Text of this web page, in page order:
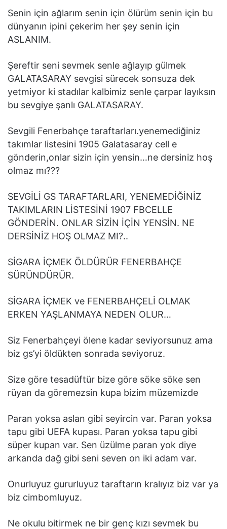
Senin için ağlarım senin için ölürüm senin için bu
dünyanın ipini çekerim her şey senin için
ASLANIM.
Şereftir seni sevmek senle ağlayıp gülmek
GALATASARAY sevgisi sürecek sonsuza dek
yetmiyor ki stadılar kalbimiz senle çarpar layıksın
bu sevgiye şanlı GALATASARAY.
Sevgili Fenerbahçe taraftarları.yenemediğiniz
takımlar listesini 1905 Galatasaray cell e
gönderin,onlar sizin için yensin…ne dersiniz hoş
olmaz mı???
SEVGİLİ GS TARAFTARLARI, YENEMEDİĞİNİZ
TAKIMLARIN LİSTESİNİ 1907 FBCELLE
GÖNDERİN. ONLAR SİZİN İÇİN YENSİN. NE
DERSİNİZ HOŞ OLMAZ MI?..
SİGARA İÇMEK ÖLDÜRÜR FENERBAHÇE
SÜRÜNDÜRÜR.
SİGARA İÇMEK ve FENERBAHÇELİ OLMAK
ERKEN YAŞLANMAYA NEDEN OLUR…
Siz Fenerbahçeyi ölene kadar seviyorsunuz ama
biz gs’yi öldükten sonrada seviyoruz.
Size göre tesadüftür bize göre söke söke sen
rüyan da göremezsin kupa bizim müzemizde
Paran yoksa aslan gibi seyircin var. Paran yoksa
tapu gibi UEFA kupası. Paran yoksa tapu gibi
süper kupan var. Sen üzülme paran yok diye
arkanda dağ gibi seni seven on iki adam var.
Onurluyuz gururluyuz taraftarın kralıyız biz var ya
biz cimbomluyuz.
Ne okulu bitirmek ne bir genç kızı sevmek bu